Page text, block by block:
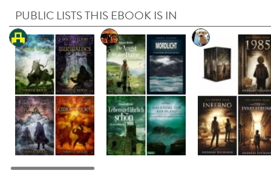
PUBLIC LISTS THIS EBOOK IS IN